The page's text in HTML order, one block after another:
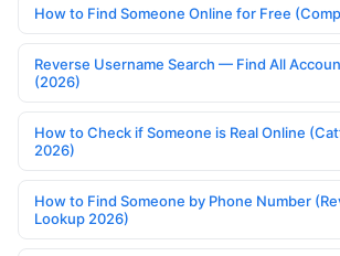
How to Find Someone Online for Free
Reverse Username Search — Find All
(2026)
How to Check if Someone is Real Online
2026)
How to Find Someone by Phone Number
Lookup 2026)